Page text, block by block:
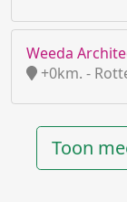
Weeda
+0km. -
Toon